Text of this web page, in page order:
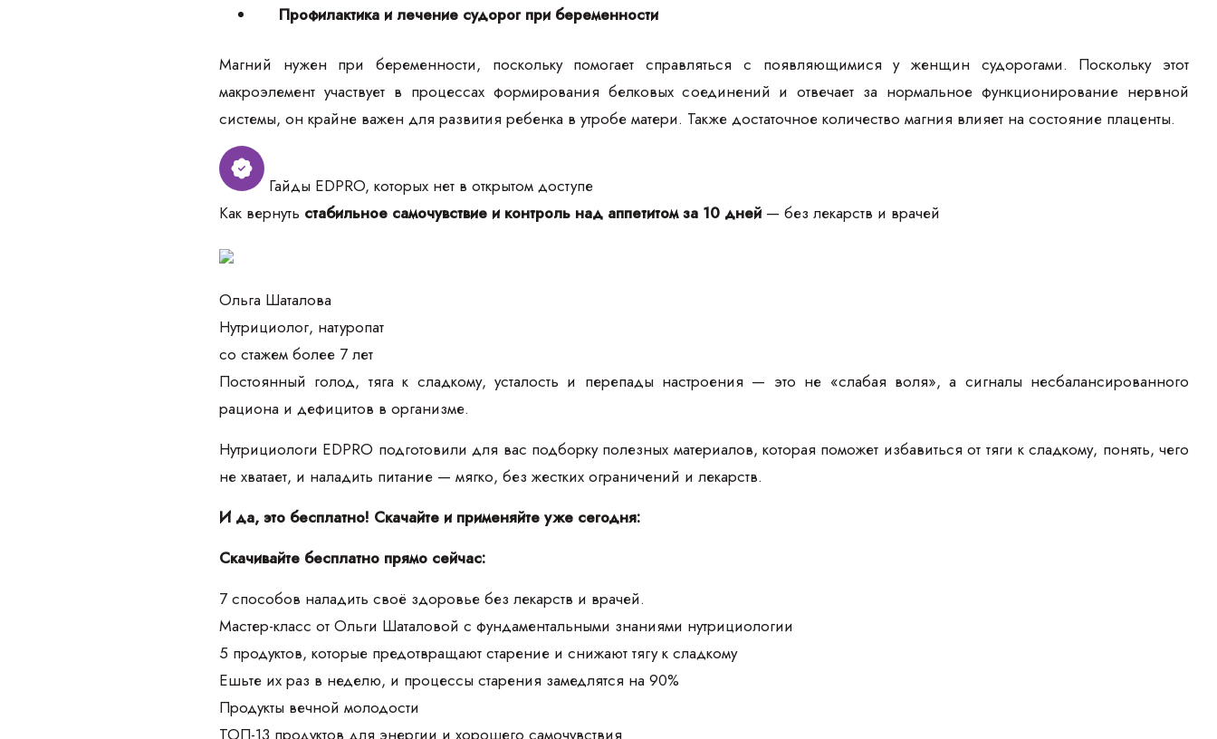
Профилактика и лечение судорог при беременности
Магний нужен при беременности, поскольку помогает справляться с появляющимися у женщин судорогами. Поскольку этот
макроэлемент участвует в процессах формирования белковых соединений и отвечает за нормальное функционирование нервной
системы, он крайне важен для развития ребенка в утробе матери. Также достаточное количество магния влияет на состояние плаценты.
Гайды EDPRO, которых нет в открытом доступе
Как вернуть стабильное самочувствие и контроль над аппетитом за 10 дней — без лекарств и врачей
Ольга Шаталова
Нутрициолог, натуропат
со стажем более 7 лет
Постоянный голод, тяга к сладкому, усталость и перепады настроения — это не «слабая воля», а сигналы несбалансированного
рациона и дефицитов в организме.
Нутрициологи EDPRO подготовили для вас подборку полезных материалов, которая поможет избавиться от тяги к сладкому, понять, чего
не хватает, и наладить питание — мягко, без жестких ограничений и лекарств.
И да, это бесплатно! Скачайте и применяйте уже сегодня:
Скачивайте бесплатно прямо сейчас:
7 способов наладить своё здоровье без лекарств и врачей.
Мастер-класс от Ольги Шаталовой с фундаментальными знаниями нутрициологии
5 продуктов, которые предотвращают старение и снижают тягу к сладкому
Ешьте их раз в неделю, и процессы старения замедлятся на 90%
Продукты вечной молодости
ТОП-13 продуктов для энергии и хорошего самочувствия